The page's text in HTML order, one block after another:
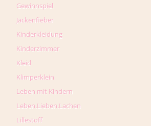
Gewinnspiel
Jackenfieber
Kinderkleidung
Kinderzimmer
Kleid
Klimperklein
Leben mit Kindern
Leben.Lieben.Lachen
Lillestoff